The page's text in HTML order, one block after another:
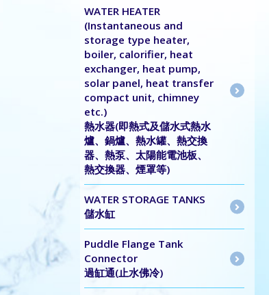
WATER HEATER
(Instantaneous and
storage type heater,
boiler, calorifier, heat
exchanger, heat pump,
solar panel, heat transfer
compact unit, chimney
etc.)
熱水器(即熱式及儲水式熱水
爐、鍋爐、熱水罐、熱交換
器、熱泵、太陽能電池板、
熱交換器、煙罩等)
WATER STORAGE TANKS
儲水缸
Puddle Flange Tank
Connector
過缸通(止水佛冷)